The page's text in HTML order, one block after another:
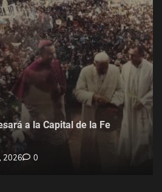
a la Capital de la Fe
2026 0